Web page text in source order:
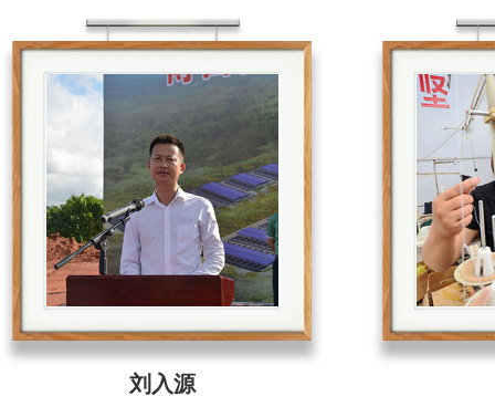
刘入源